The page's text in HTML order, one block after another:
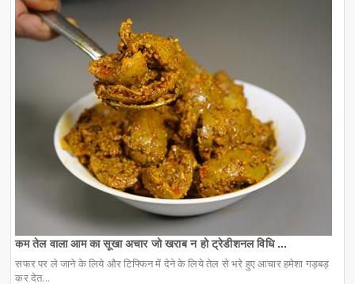
कम तेल वाला आम का सूखा अचार जो खराब न हो ट्रेडीशनल विधि ...
सफर पर ले जाने के लिये और टिफ्फिन में देने के लिये तेल से भरे हुए आचार हमेशा गड़बड़
कर देत...